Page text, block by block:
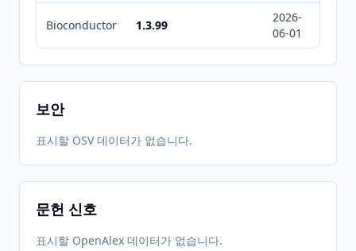
Bioconductor 1.3.99
2026-
06-01
보안
표시할 OSV 데이터가 없습니다.
문헌 신호
표시할 OpenAlex 데이터가 없습니다.